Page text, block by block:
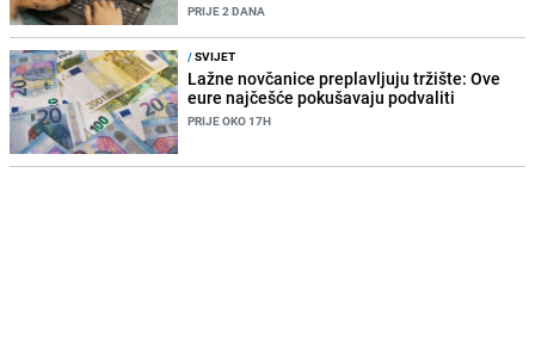
PRIJE 2 DANA
/SVIJET
Lažne novčanice preplavljuju tržište: Ove
eure najčešće pokušavaju podvaliti
PRIJE OKO 17H